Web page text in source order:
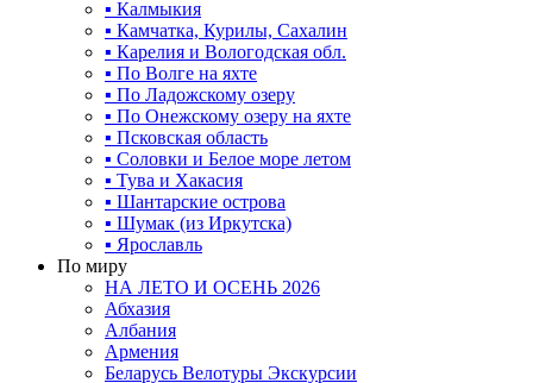
▪ Калмыкия
▪ Камчатка, Курилы, Сахалин
▪ Карелия и Вологодская обл.
▪ По Волге на яхте
▪ По Ладожскому озеру
▪ По Онежскому озеру на яхте
▪ Псковская область
▪ Соловки и Белое море летом
▪ Тува и Хакасия
▪ Шантарские острова
▪ Шумак (из Иркутска)
▪ Ярославль
По миру
НА ЛЕТО И ОСЕНЬ 2026
Абхазия
Албания
Армения
Беларусь Велотуры Экскурсии